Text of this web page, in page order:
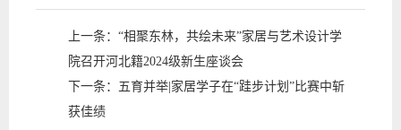
上一条： “相聚东林，共绘未来”家居与艺术设计学
院召开河北籍2024级新生座谈会
下一条： 五育并举|家居学子在“跬步计划”比赛中斩
获佳绩